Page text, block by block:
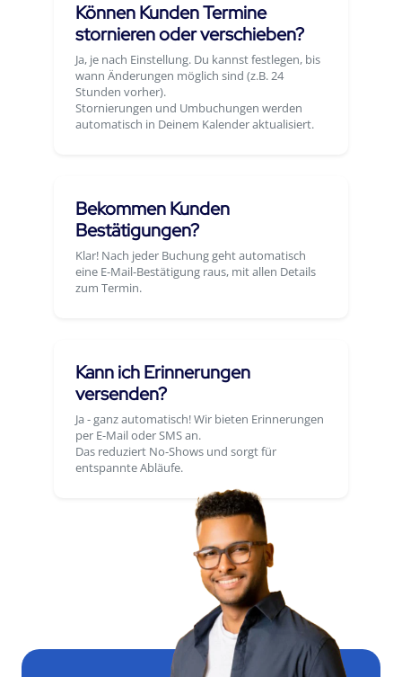
Können Kunden Termine
stornieren oder verschieben?
Ja, je nach Einstellung. Du kannst festlegen, bis
wann Änderungen möglich sind (z.B. 24
Stunden vorher).
Stornierungen und Umbuchungen werden
automatisch in Deinem Kalender aktualisiert.
Bekommen Kunden
Bestätigungen?
Klar! Nach jeder Buchung geht automatisch
eine E-Mail-Bestätigung raus, mit allen Details
zum Termin.
Kann ich Erinnerungen
versenden?
Ja - ganz automatisch! Wir bieten Erinnerungen
per E-Mail oder SMS an.
Das reduziert No-Shows und sorgt für
entspannte Abläufe.